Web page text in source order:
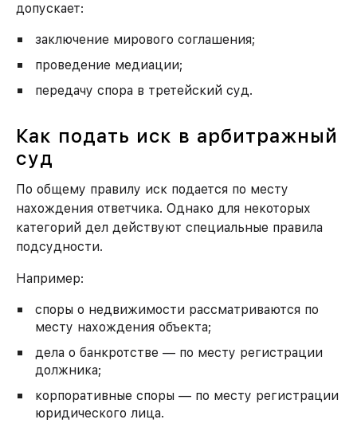
допускает:
заключение мирового соглашения;
проведение медиации;
передачу спора в третейский суд.
Как подать иск в арбитражный
суд
По общему правилу иск подается по месту
нахождения ответчика. Однако для некоторых
категорий дел действуют специальные правила
подсудности.
Например:
споры о недвижимости рассматриваются по
месту нахождения объекта;
дела о банкротстве — по месту регистрации
должника;
корпоративные споры — по месту регистрации
юридического лица.